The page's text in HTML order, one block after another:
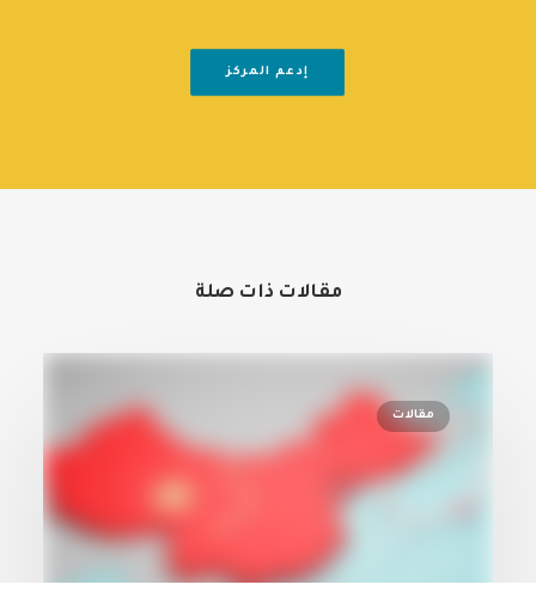
إدعم المركز
مقالات ذات صلة
مقالات